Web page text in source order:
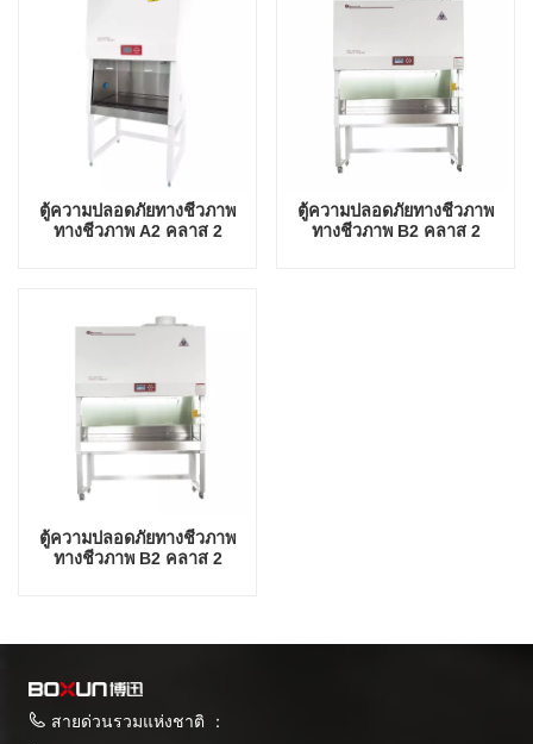
ตู้ความปลอดภัยทางชีวภาพ
ทางชีวภาพ A2 คลาส 2
ตู้ความปลอดภัยทางชีวภาพ
ทางชีวภาพ B2 คลาส 2
ตู้ความปลอดภัยทางชีวภาพ
ทางชีวภาพ B2 คลาส 2
สายด่วนรวมแห่งชาติ ：